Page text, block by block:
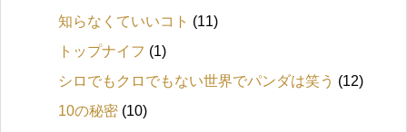
知らなくていいコト (11)
トップナイフ (1)
シロでもクロでもない世界でパンダは笑う (12)
10の秘密 (10)